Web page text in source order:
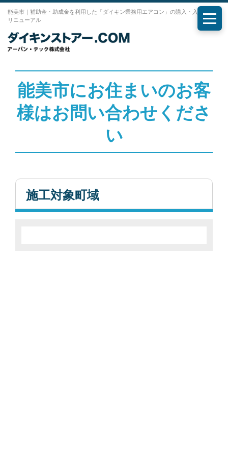
能美市｜補助金・助成金を利用した「ダイキン業務用エアコン」の購入・入れ替え・
リニューアル
メニ
能美市にお住まいのお客
様はお問い合わせくださ
い
施工対象町域